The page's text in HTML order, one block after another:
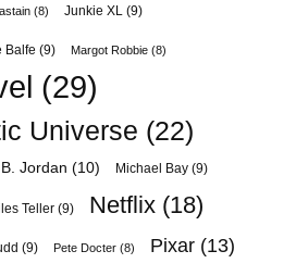
(8) Junkie XL (9)
Balfe (9) Margot Robbie (8)
(29)
Universe (22)
Jordan (10) Michael Bay (9)
Teller (9) Netflix (18)
(9) Pete Docter (8) Pixar (13)